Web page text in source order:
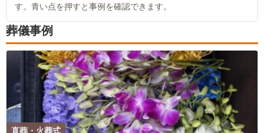
す。青い点を押すと事例を確認できます。
葬儀事例
直葬・火葬式